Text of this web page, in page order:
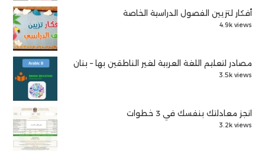
أفكار لتزيين الفصول الدراسية الخاصة
4.9k views
مصادر لتعليم اللغة العربية لغير الناطقين بها – بنان
3.5k views
انجز معادلتك بنفسك في 3 خطوات
3.2k views